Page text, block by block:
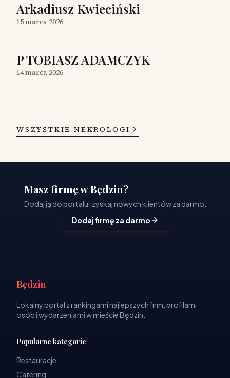
Arkadiusz Kwieciński
15 marca 2026
P TOBIASZ ADAMCZYK
14 marca 2026
WSZYSTKIE NEKROLOGI
Masz firmę w Będzin?
Dodaj ją do portalu i zyskaj nowych klientów za darmo.
Dodaj firmę za darmo
Będzin
Lokalny portal z rankingami najlepszych firm, profilami
osób i wydarzeniami w mieście Będzin.
Popularne kategorie
Restauracje
Catering